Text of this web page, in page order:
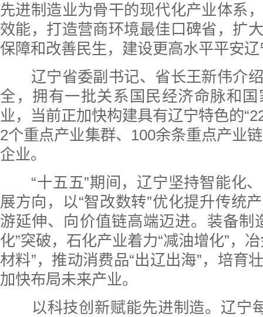
先进制造业为骨干的现代化产业体系
效能，打造营商环境最佳口碑省，扩
保障和改善民生，建设更高水平平安
辽宁省委副书记、省长王新伟介绍
全，拥有一批关系国民经济命脉和
业，当前正加快构建具有辽宁特色的
2个重点产业集群、100余条重点产业
企业。
“十五五”期间，辽宁坚持智能化、
展方向，以“智改数转”优化提升传统
游延伸、向价值链高端迈进。装备制
化”突破，石化产业着力“减油增化”，
材料”，推动消费品“出辽出海”，培育
加快布局未来产业。
以科技创新赋能先进制造。辽宁